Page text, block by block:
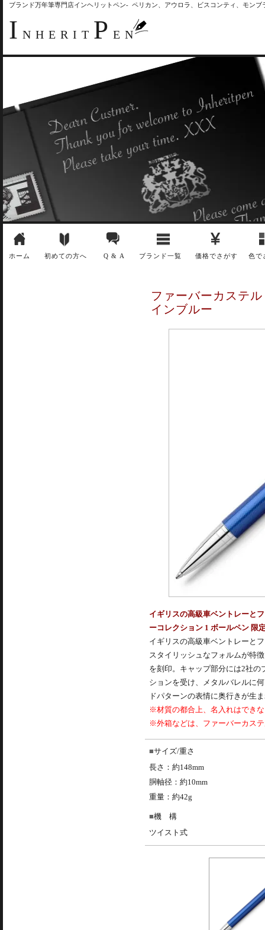
ブランド万年筆専門店インヘリットペン- ペリカン、アウロラ、ビスコンティ、モン
I NHERIT P EN
ホーム 初めての方へ Q & A ブランド一覧 価格でさがす 色で
ファーバーカステ
インブルー
イギリスの高級車ベントレーと
ーコレクション 1 ボールペン 限
イギリスの高級車ベントレーと
スタイリッシュなフォルムが特
を刻印。キャップ部分には2社
ションを受け、メタルバレルに
ドパターンの表情に奥行きが生
※材質の都合上、名入れはでき
※外箱などは、ファーバーカス
サイズ/重さ
長さ：約148mm
胴軸径：約10mm
重量：約42g
機 構
ツイスト式